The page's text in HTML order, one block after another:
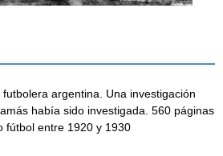
argentina. Una investigación
había sido investigada. 560 páginas
fútbol entre 1920 y 1930